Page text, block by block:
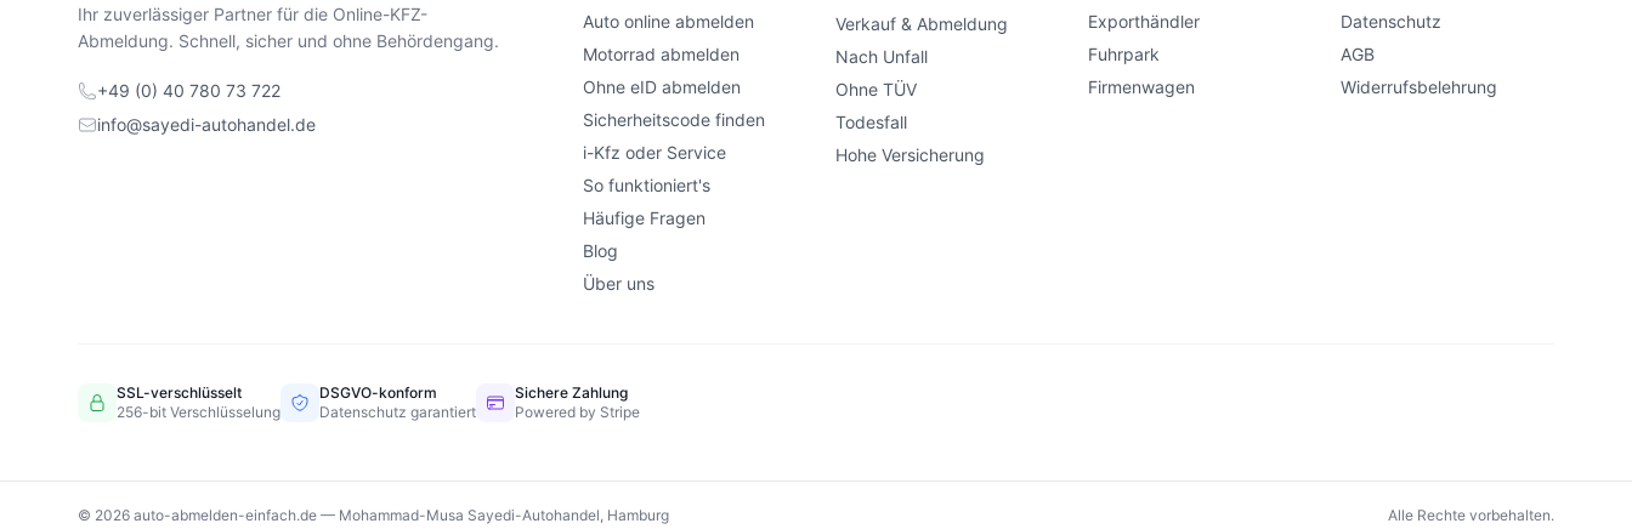
Ihr zuverlässiger Partner für die Online-KFZ-
Abmeldung. Schnell, sicher und ohne Behördengang.
+49 (0) 40 780 73 722
info@sayedi-autohandel.de
Auto online abmelden
Motorrad abmelden
Ohne eID abmelden
Sicherheitscode finden
i-Kfz oder Service
So funktioniert's
Häufige Fragen
Blog
Über uns
Verkauf & Abmeldung
Nach Unfall
Ohne TÜV
Todesfall
Hohe Versicherung
Exporthändler
Fuhrpark
Firmenwagen
Datenschutz
AGB
Widerrufsbelehrung
SSL-verschlüsselt
256-bit Verschlüsselung
DSGVO-konform
Datenschutz garantiert
Sichere Zahlung
Powered by Stripe
© 2026 auto-abmelden-einfach.de — Mohammad-Musa Sayedi-Autohandel, Hamburg Alle Rechte vorbehalten.